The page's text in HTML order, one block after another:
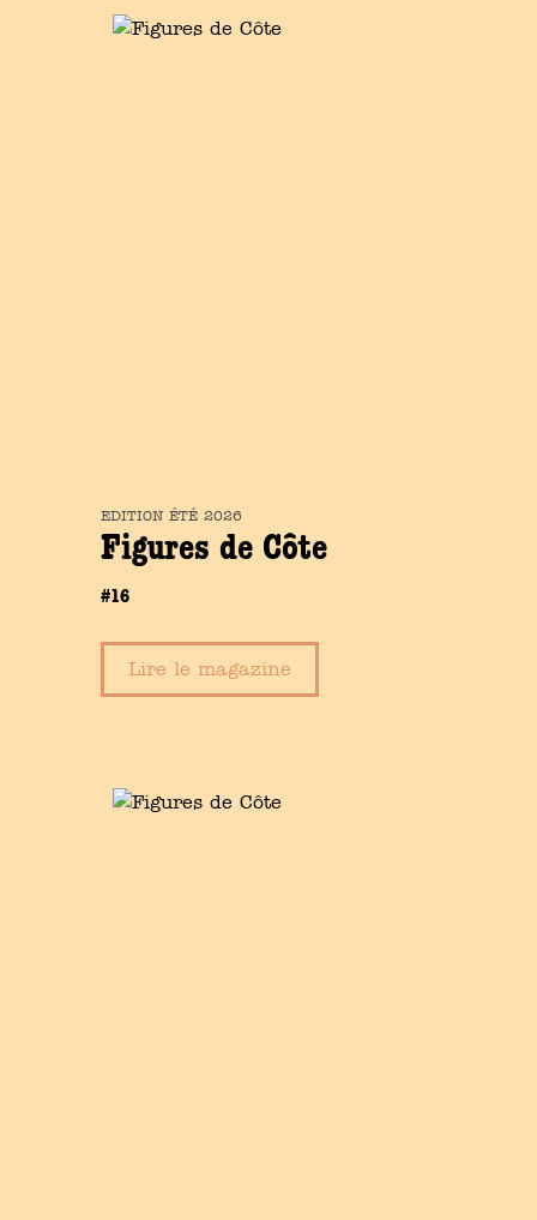
EDITION ÉTÉ 2026
Figures de Côte
#16
Lire le magazine